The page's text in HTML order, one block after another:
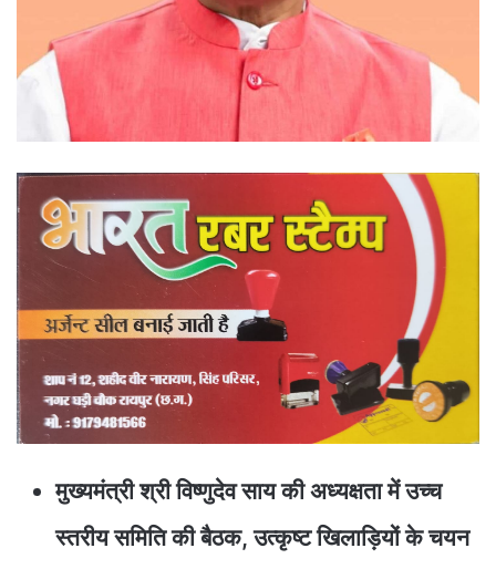
मुख्यमंत्री श्री विष्णुदेव साय की अध्यक्षता में उच्च
स्तरीय समिति की बैठक, उत्कृष्ट खिलाड़ियों के चयन